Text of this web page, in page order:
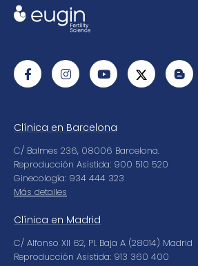
Clínica en Barcelona
C/ Balmes 236, 08006 Barcelona.
Reproducción Asistida: 900 510 520
Ginecología: 934 444 323
Más detalles
Clínica en Madrid
C/ Alfonso XII 62, Pl. Baja A (28014) Madrid
Reproducción Asistida: 913 360 400